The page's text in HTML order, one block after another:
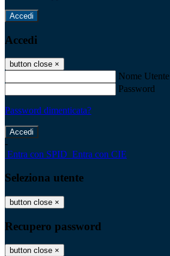
Accedi
Accedi
button close ×
Nome Utente
Password
Password dimenticata?
-
Entra con SPID Entra con CIE
Seleziona utente
button close ×
Recupero password
button close ×